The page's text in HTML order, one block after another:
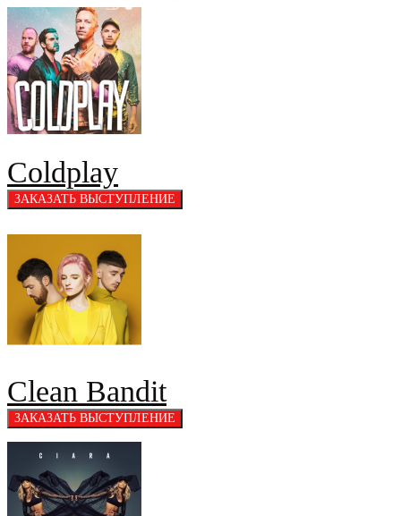
Coldplay
Clean Bandit